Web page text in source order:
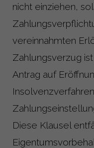
nicht einziehen,
vereinnahmten
Zahlungsverzug
Antrag auf
Diese Klausel